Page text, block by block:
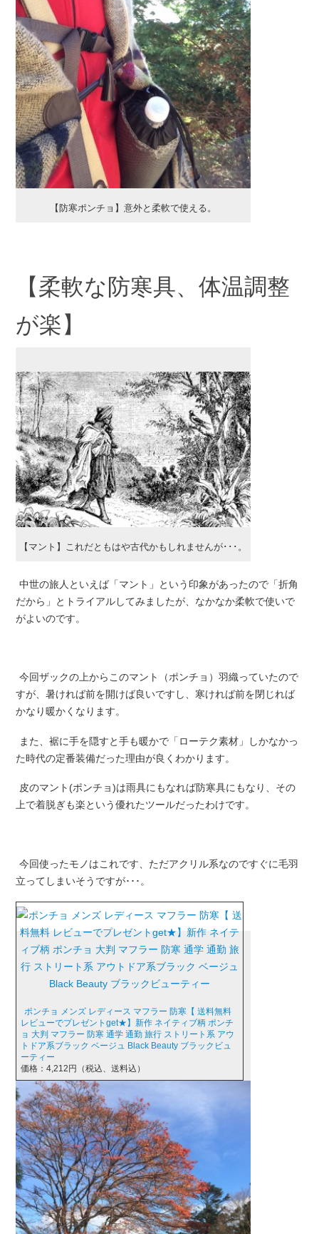
【防寒ポンチョ】意外と柔軟で使える。
【柔軟な防寒具、体温調整
が楽】
【マント】これだともはや古代かもしれませんが･･･。
中世の旅人といえば「マント」という印象があったので「折角
だから」とトライアルしてみましたが、なかなか柔軟で使いで
がよいのです。
今回ザックの上からこのマント（ポンチョ）羽織っていたので
すが、暑ければ前を開けば良いですし、寒ければ前を閉じれば
かなり暖かくなります。
また、裾に手を隠すと手も暖かで「ローテク素材」しかなかっ
た時代の定番装備だった理由が良くわかります。
皮のマント(ポンチョ)は雨具にもなれば防寒具にもなり、その
上で着脱ぎも楽という優れたツールだったわけです。
今回使ったモノはこれです、ただアクリル系なのですぐに毛羽
立ってしまいそうですが･･･。
ポンチョ メンズ レディース マフラー 防寒【 送料無料
レビューでプレゼントget★】新作 ネイティブ柄 ポンチ
ョ 大判 マフラー 防寒 通学 通勤 旅行 ストリート系 アウ
トドア系ブラック ベージュ Black Beauty ブラックビュ
ーティー
価格：4,212円（税込、送料込）